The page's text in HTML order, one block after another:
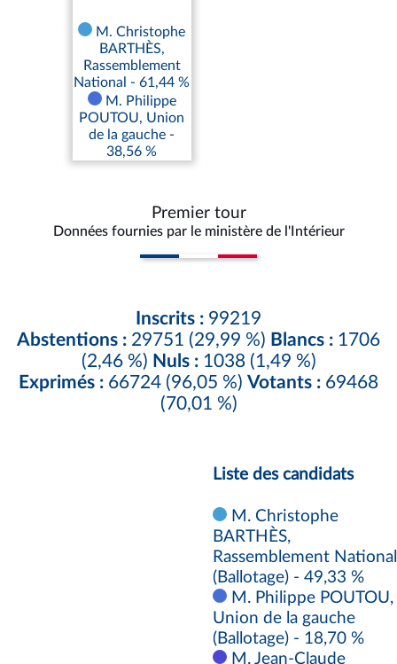
M. Christophe
BARTHÈS,
Rassemblement
National - 61,44 %
M. Philippe
POUTOU, Union
de la gauche -
38,56 %
Premier tour
Données fournies par le ministère de l'Intérieur
Inscrits : 99219
Abstentions : 29751 (29,99 %) Blancs : 1706
(2,46 %) Nuls :1038 (1,49 %)
Exprimés : 66724 (96,05 %) Votants : 69468
(70,01 %)
Liste des candidats
M. Christophe
BARTHÈS,
Rassemblement National
(Ballotage) - 49,33 %
M. Philippe POUTOU,
Union de la gauche
(Ballotage) - 18,70 %
M. Jean-Claude